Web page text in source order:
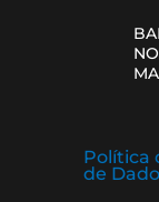
Política
de